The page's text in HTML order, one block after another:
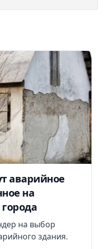
аварийное
на
на выбор
здания.